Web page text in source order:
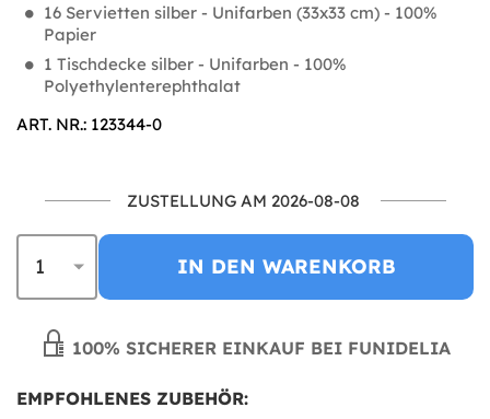
16 Servietten silber - Unifarben (33x33 cm) - 100%
Papier
1 Tischdecke silber - Unifarben - 100%
Polyethylenterephthalat
ART. NR.: 123344-0
ZUSTELLUNG AM 2026-08-08
IN DEN WARENKORB
100% SICHERER EINKAUF BEI FUNIDELIA
EMPFOHLENES ZUBEHÖR: